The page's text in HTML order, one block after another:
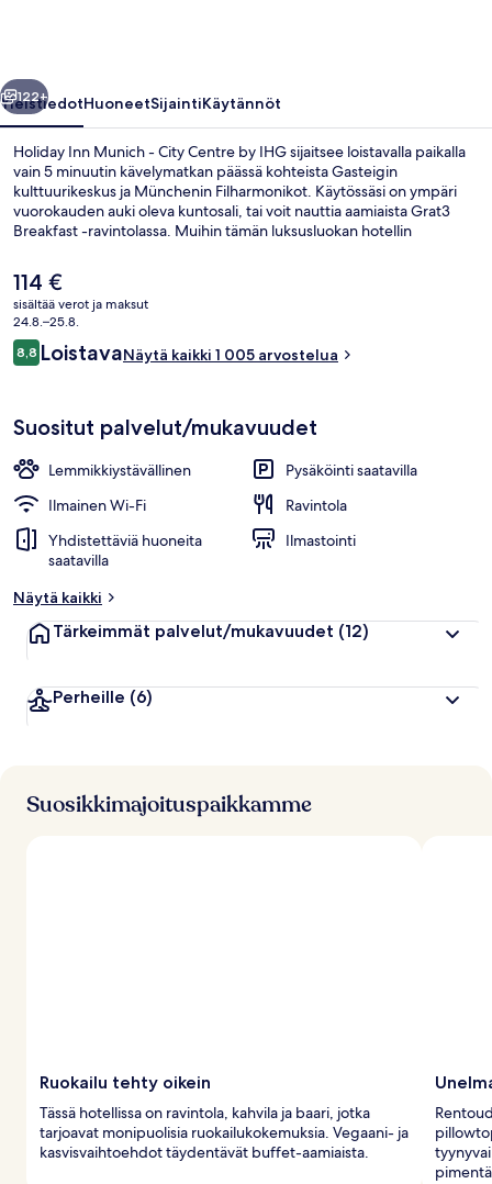
IHG
valokuvagalleria
Seuraava
122+
YleistiedotHuoneetSijaintiKäytännöt
Holiday Inn Munich - City Centre by IHG sijaitsee loistavalla paikalla
vain 5 minuutin kävelymatkan päässä kohteista Gasteigin
kulttuurikeskus ja Münchenin Filharmonikot. Käytössäsi on ympäri
vuorokauden auki oleva kuntosali, tai voit nauttia aamiaista Grat3
Breakfast -ravintolassa. Muihin tämän luksusluokan hotellin
henkilökunta ja aamupala ovat myös asioita, joita matkailijat
arvostavat. Majoituspaikka sijaitsee lyhyen kävelymatkan päässä
julkisen liikenteen yhteyksistä: Am Gasteigin raitiovaunupysäkki
sijaitsee 4 minuutin ja Deutsches Museumin raitiovaunupysäkki 5
minuutin kävelymatkan päässä.
Nykyinen
hinta
on
114 €
114 €
sisältää verot ja maksut
24.8.–25.8.
Arvostelut
8,88,8 kautta 10.
LoistavaNäytä kaikki 1 005 arvostelua
Suositut palvelut/mukavuudet
Lemmikkiystävällinen
Pysäköinti saatavilla
Ilmainen Wi-Fi
Ravintola
Yhdistettäviä huoneita
saatavilla
Ilmastointi
Näytä kaikki
Tärkeimmät palvelut/mukavuudet (12)
Perheille (6)
Suosikkimajoituspaikkamme
Ruokailu tehty oikein
Tässä hotellissa on ravintola, kahvila ja baari, jotka
tarjoavat monipuolisia ruokailukokemuksia. Vegaani- ja
kasvisvaihtoehdot täydentävät buffet-aamiaista.